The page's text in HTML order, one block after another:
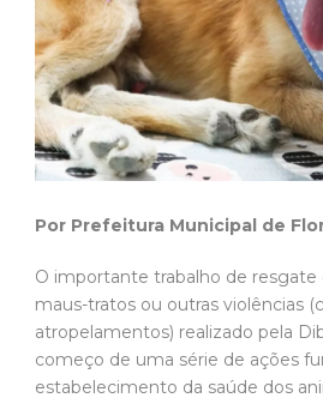
Por Prefeitura Municipal de
O importante trabalho de resgate
maus-tratos ou outras violências
atropelamentos) realizado pela
começo de uma série de ações
estabelecimento da saúde dos